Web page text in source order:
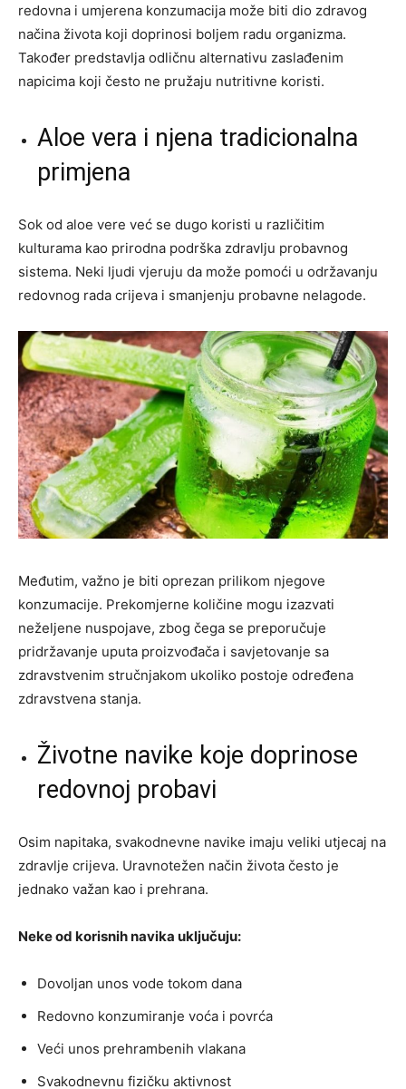
redovna i umjerena konzumacija može biti dio zdravog
načina života koji doprinosi boljem radu organizma.
Također predstavlja odličnu alternativu zaslađenim
napicima koji često ne pružaju nutritivne koristi.
Aloe vera i njena tradicionalna
primjena
Sok od aloe vere već se dugo koristi u različitim
kulturama kao prirodna podrška zdravlju probavnog
sistema. Neki ljudi vjeruju da može pomoći u održavanju
redovnog rada crijeva i smanjenju probavne nelagode.
Međutim, važno je biti oprezan prilikom njegove
konzumacije. Prekomjerne količine mogu izazvati
neželjene nuspojave, zbog čega se preporučuje
pridržavanje uputa proizvođača i savjetovanje sa
zdravstvenim stručnjakom ukoliko postoje određena
zdravstvena stanja.
Životne navike koje doprinose
redovnoj probavi
Osim napitaka, svakodnevne navike imaju veliki utjecaj na
zdravlje crijeva. Uravnotežen način života često je
jednako važan kao i prehrana.
Neke od korisnih navika uključuju:
Dovoljan unos vode tokom dana
Redovno konzumiranje voća i povrća
Veći unos prehrambenih vlakana
Svakodnevnu fizičku aktivnost